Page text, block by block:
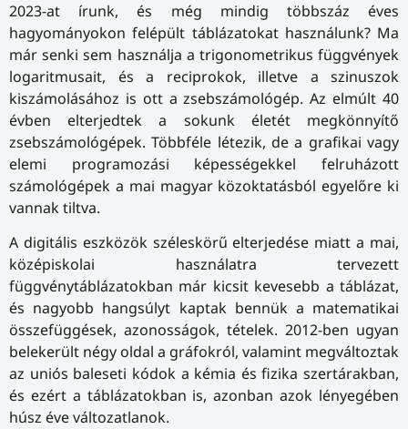
2023-at írunk, és még mindig többszáz éves
hagyományokon felépült táblázatokat használunk? Ma
már senki sem használja a trigonometrikus függvények
logaritmusait, és a reciprokok, illetve a szinuszok
kiszámolásához is ott a zsebszámológép. Az elmúlt 40
évben elterjedtek a sokunk életét megkönnyítő
zsebszámológépek. Többféle létezik, de a grafikai vagy
elemi programozási képességekkel felruházott
számológépek a mai magyar közoktatásból egyelőre ki
vannak tiltva.
A digitális eszközök széleskörű elterjedése miatt a mai,
középiskolai használatra tervezett
függvénytáblázatokban már kicsit kevesebb a táblázat,
és nagyobb hangsúlyt kaptak bennük a matematikai
összefüggések, azonosságok, tételek. 2012-ben ugyan
belekerült négy oldal a gráfokról, valamint megváltoztak
az uniós baleseti kódok a kémia és fizika szertárakban,
és ezért a táblázatokban is, azonban azok lényegében
húsz éve változatlanok.